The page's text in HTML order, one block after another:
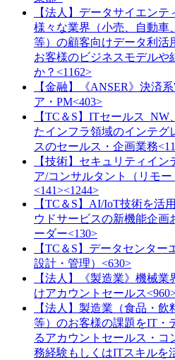
【法人】データサイエン
様々な業界（小売、自動車
等）の顧客向けデータ利活
お客様のビジネスモデルや
か？<1162>
【金融】《ANSER》決済
ア・PM<403>
【TC＆S】ITセールス
たインフラ領域のインテグ
スのセールス・企画業務
【技術】セキュリティイ
ア/コンサルタント（リモー
<141><1244>
【TC＆S】AI/IoT技術を活
ウドサービスの新機能企画
ーダー<130>
【TC＆S】データセンタ
設計・管理）<630>
【法人】《製造業》機械
けアカウントセールス
【法人】製造業（食品・
等）のお客様の課題をIT・
るアカウントセールス・コ
務経験もしくはITスキルを